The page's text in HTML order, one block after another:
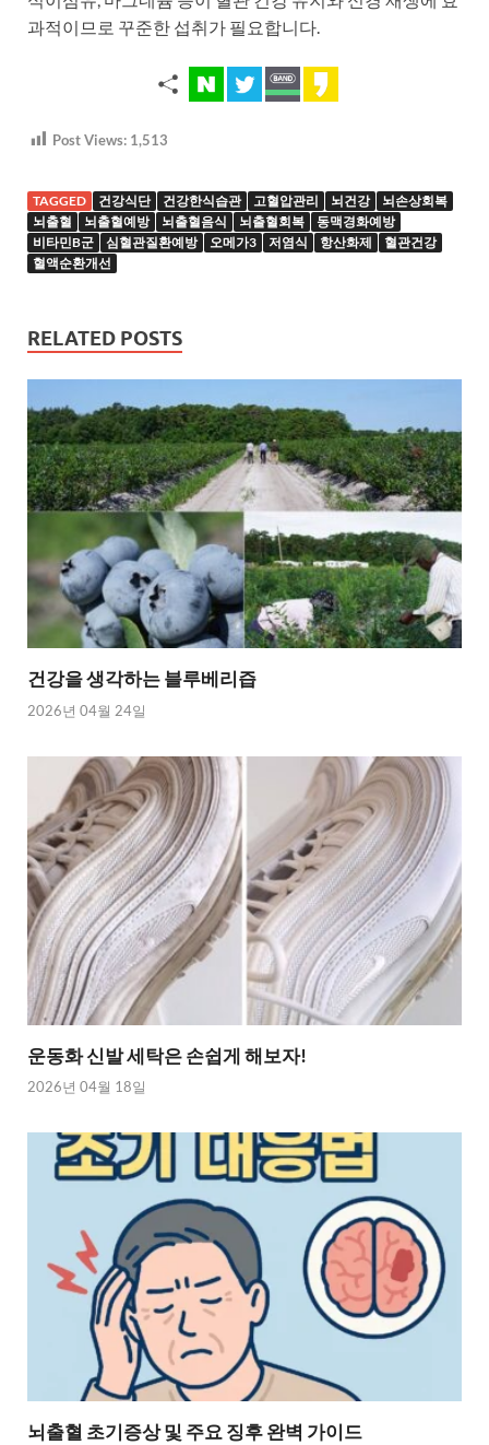
과적이므로 꾸준한 섭취가 필요합니다.
Post Views: 1,513
TAGGED 건강식단 건강한식습관 고혈압관리 뇌건강
뇌손상회복
뇌출혈
뇌출혈예방 뇌출혈음식 뇌출혈회복
동맥경화예방
비타민B군
심혈관질환예방 오메가3 저염식 항산화제
혈관건강
혈액순환개선
RELATED POSTS
건강을 생각하는 블루베리즙
2026년 04월 24일
운동화 신발 세탁은 손쉽게 해보자!
2026년 04월 18일
뇌출혈 초기증상 및 주요 징후 완벽 가이드